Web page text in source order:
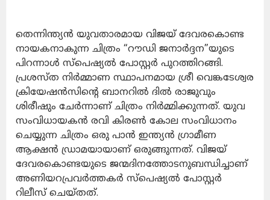
തെന്നിന്ത്യൻ യുവതാരമായ വിജയ് ദേവരകൊണ്ട
നായകനാകുന്ന ചിത്രം “റൗഡി ജനാർദ്ദന”യുടെ
പിറന്നാൾ സ്പെഷ്യൽ പോസ്റ്റർ പുറത്തിറങ്ങി.
പ്രശസ്ത നിർമ്മാണ സ്ഥാപനമായ ശ്രീ വെങ്കടേശ്വര
ക്രിയേഷൻസിന്റെ ബാനറിൽ ദിൽ രാജുവും
ശിരീഷും ചേർന്നാണ് ചിത്രം നിർമ്മിക്കുന്നത്. യുവ
സംവിധായകൻ രവി കിരൺ കോല സംവിധാനം
ചെയ്യുന്ന ചിത്രം ഒരു പാൻ ഇന്ത്യൻ ഗ്രാമീണ
ആക്ഷൻ ഡ്രാമയായാണ് ഒരുങ്ങുന്നത്. വിജയ്
ദേവരകൊണ്ടയുടെ ജന്മദിനത്തോടനുബന്ധിച്ചാണ്
അണിയറപ്രവർത്തകർ സ്പെഷ്യൽ പോസ്റ്റർ
റിലീസ്‌ ചെയ്തത്.